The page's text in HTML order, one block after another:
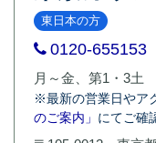
東日本の方
0120-655153
月～金、第1・3土
※最新の営業日やア
のご案内」 にてご確